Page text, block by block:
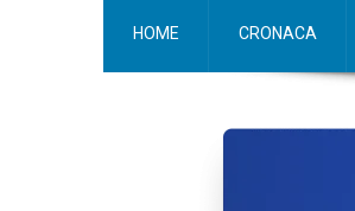
HOME CRONACA